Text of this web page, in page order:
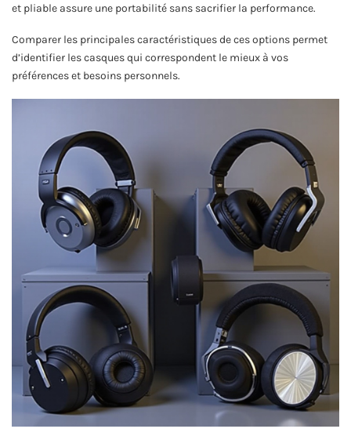
et pliable assure une portabilité sans sacrifier la performance.
Comparer les principales caractéristiques de ces options permet
d’identifier les casques qui correspondent le mieux à vos
préférences et besoins personnels.